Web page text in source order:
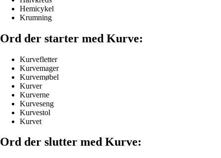
Hemicykel
Krumning
Ord der starter med Kurve:
Kurvefletter
Kurvemager
Kurvemøbel
Kurver
Kurverne
Kurveseng
Kurvestol
Kurvet
Ord der slutter med Kurve: